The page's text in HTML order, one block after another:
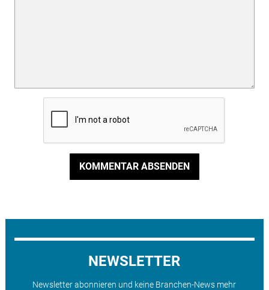
KOMMENTAR ABSENDEN
NEWSLETTER
Newsletter abonnieren und keine Branchen-News mehr